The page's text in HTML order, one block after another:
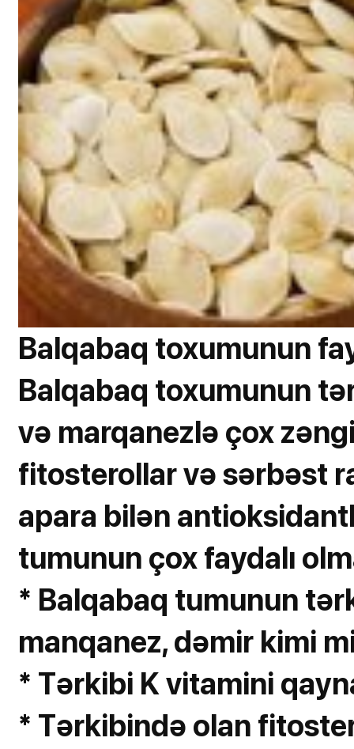
Balqabaq toxumunun
Balqabaq toxumunun
və marqanezlə çox
fitosterollar və sərbəst
apara bilən
tumunun çox faydalı
* Balqabaq tumunun
manqanez, dəmir kimi
* Tərkibi K vitamini
* Tərkibində olan